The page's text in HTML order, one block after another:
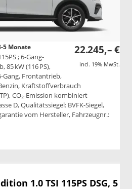
22.245,– €
incl. 19% MwSt.
5 Monate
; 6-Gang-
85 kW (116 PS),
Gang, Frontantrieb,
Kraftstoffverbrauch
CO₂-Emission kombiniert
D, Qualitätssiegel: BVFK-Siegel,
vom Hersteller, Fahrzeugnr.:
drucken
1.0 TSI 115PS DSG, 5